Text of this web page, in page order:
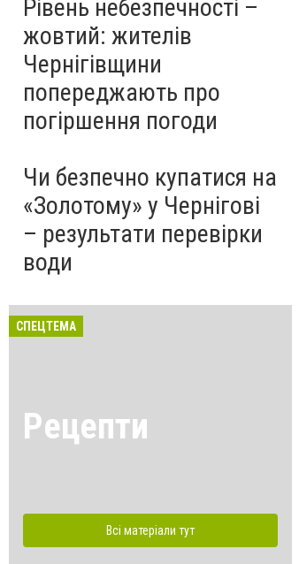
Рівень небезпечності –
жовтий: жителів
Чернігівщини
попереджають про
погіршення погоди
Чи безпечно купатися на
«Золотому» у Чернігові
– результати перевірки
води
СПЕЦТЕМА
Рецепти
Всі матеріали тут